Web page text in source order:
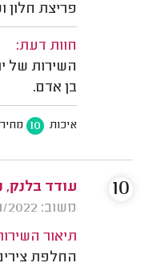
פריצת חלון
חוות דעת:
השירות של
בן אדם.
איכות 10 מחיר
עודד בלנק,
משוב: 27/01/2022
תיאור
החלפת
10